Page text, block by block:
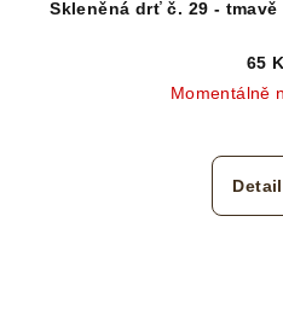
Skleněná drť č. 29 -
65
Momentálně
Detail